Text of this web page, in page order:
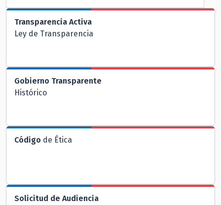
Transparencia Activa
Ley de Transparencia
Gobierno Transparente
Histórico
Código de Ética
Solicitud de Audiencia